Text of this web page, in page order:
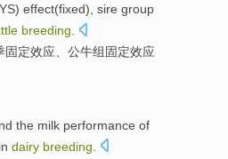
effect(fixed), sire group
breeding
固定效应 公牛组 固定效应
the milk performance of
in dairy breeding